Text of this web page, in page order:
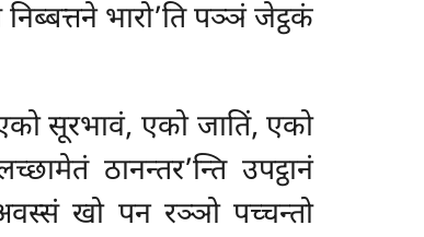
भारो’ति पञ्ञं जेट्ठकं
सूरभावं, एको जातिं, एको
ठानन्तर’न्ति उपट्ठानं
खो पन रञ्ञो पच्चन्तो